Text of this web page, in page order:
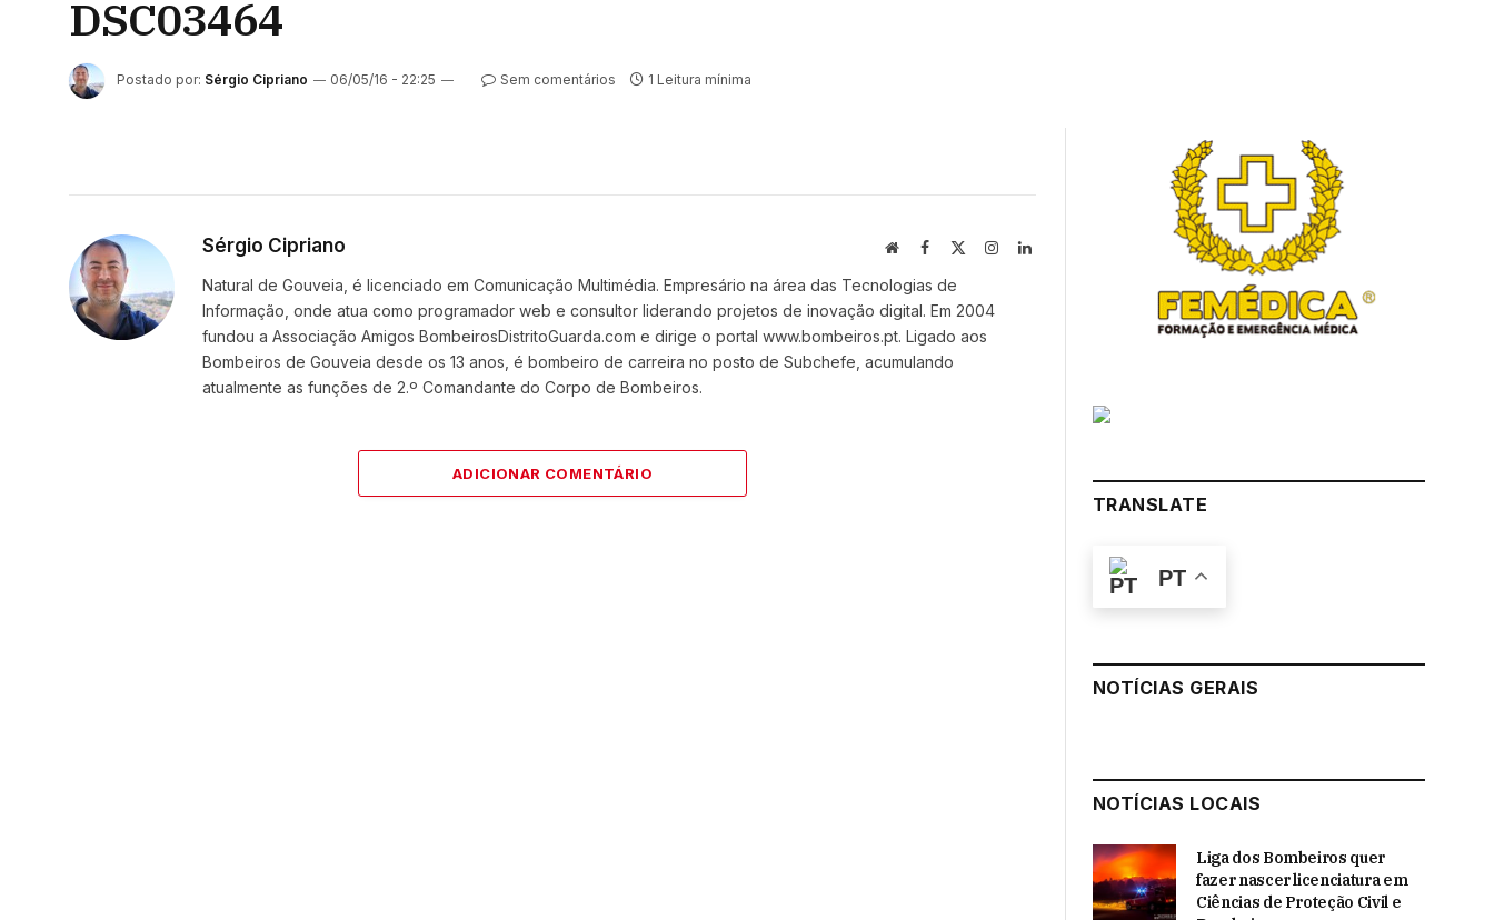
DSC03464
Postado por: Sérgio Cipriano 06/05/16 - 22:25 Sem comentários 1 Leitura mínima
Sérgio Cipriano WebsiteFacebook InstagramLinkedIn
Natural de Gouveia, é licenciado em Comunicação Multimédia. Empresário na área das Tecnologias de
Informação, onde atua como programador web e consultor liderando projetos de inovação digital. Em 2004
fundou a Associação Amigos BombeirosDistritoGuarda.com e dirige o portal www.bombeiros.pt. Ligado aos
Bombeiros de Gouveia desde os 13 anos, é bombeiro de carreira no posto de Subchefe, acumulando
atualmente as funções de 2.º Comandante do Corpo de Bombeiros.
ADICIONAR COMENTÁRIO
TRANSLATE
PT
NOTÍCIAS GERAIS
NOTÍCIAS LOCAIS
Liga dos Bombeiros quer
fazer nascer licenciatura em
Ciências de Proteção Civil e